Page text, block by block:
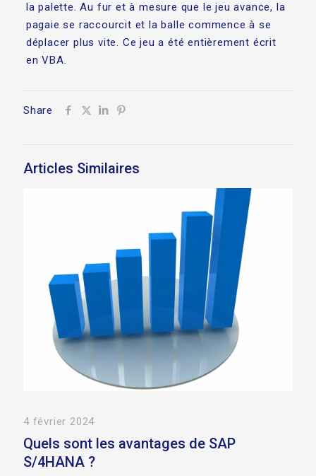
la palette. Au fur et à mesure que le jeu avance, la
pagaie se raccourcit et la balle commence à se
déplacer plus vite. Ce jeu a été entièrement écrit
en VBA.
Share
Articles Similaires
4 février 2024
Quels sont les avantages de SAP
S/4HANA ?